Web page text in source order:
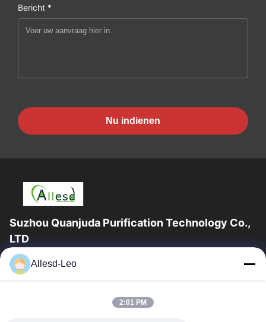
Bericht *
Nu indienen
Suzhou Quanjuda Purification Technology Co.,
LTD
16years ervaring, als belangrijke fabrikant en exporteur van
ESD & Cleanroom producten, bieden wij een volledige lijn van
Allesd-Leo
2:01 PM